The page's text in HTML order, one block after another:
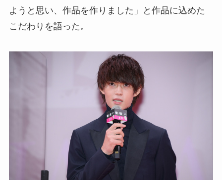
ようと思い、作品を作りました」と作品に込めた
こだわりを語った。